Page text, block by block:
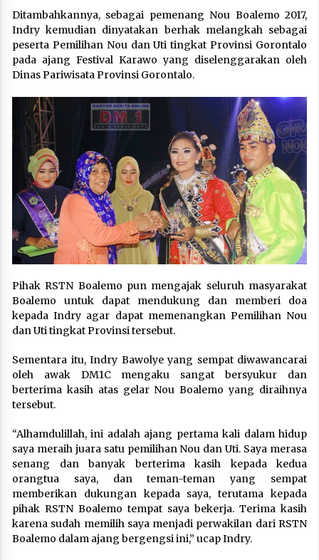
Ditambahkannya, sebagai pemenang Nou Boalemo 2017,
Indry kemudian dinyatakan berhak melangkah sebagai
peserta Pemilihan Nou dan Uti tingkat Provinsi Gorontalo
pada ajang Festival Karawo yang diselenggarakan oleh
Dinas Pariwisata Provinsi Gorontalo.
Pihak RSTN Boalemo pun mengajak seluruh masyarakat
Boalemo untuk dapat mendukung dan memberi doa
kepada Indry agar dapat memenangkan Pemilihan Nou
dan Uti tingkat Provinsi tersebut.
Sementara itu, Indry Bawolye yang sempat diwawancarai
oleh awak DM1C mengaku sangat bersyukur dan
berterima kasih atas gelar Nou Boalemo yang diraihnya
tersebut.
“Alhamdulillah, ini adalah ajang pertama kali dalam hidup
saya meraih juara satu pemilihan Nou dan Uti. Saya merasa
senang dan banyak berterima kasih kepada kedua
orangtua saya, dan teman-teman yang sempat
memberikan dukungan kepada saya, terutama kepada
pihak RSTN Boalemo tempat saya bekerja. Terima kasih
karena sudah memilih saya menjadi perwakilan dari RSTN
Boalemo dalam ajang bergengsi ini,” ucap Indry.